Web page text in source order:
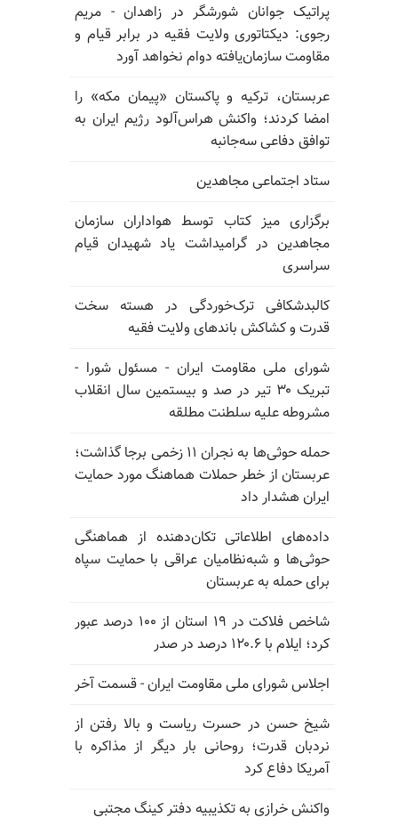
پراتیک جوانان شورشگر در زاهدان - مریم
رجوی: دیکتاتوری ولایت فقیه در برابر قیام و
مقاومت سازمان‌یافته دوام نخواهد آورد
عربستان، ترکیه و پاکستان «پیمان مکه» را
امضا کردند؛ واکنش هراس‌آلود رژیم ایران به
توافق دفاعی سه‌جانبه
ستاد اجتماعی مجاهدین
برگزاری میز کتاب توسط هواداران سازمان
مجاهدین در گرامیداشت یاد شهیدان قیام
سراسری
کالبدشکافی ترک‌خوردگی در هسته سخت
قدرت و کشاکش باندهای ولایت فقیه
شورای ملی مقاومت ایران - مسئول شورا -
تبریک ۳۰ تیر در صد و بیستمین سال انقلاب
مشروطه علیه سلطنت مطلقه
حمله حوثی‌ها به نجران ۱۱ زخمی برجا گذاشت؛
عربستان از خطر حملات هماهنگ مورد حمایت
ایران هشدار داد
داده‌های اطلاعاتی تکان‌دهنده از هماهنگی
حوثی‌ها و شبه‌نظامیان عراقی با حمایت سپاه
برای حمله به عربستان
شاخص فلاکت در ۱۹ استان از ۱۰۰ درصد عبور
کرد؛ ایلام با ۱۲۰.۶ درصد در صدر
اجلاس شورای ملی مقاومت ایران - قسمت آخر
شیخ حسن در حسرت ریاست و بالا رفتن از
نردبان قدرت؛ روحانی بار دیگر از مذاکره با
آمریکا دفاع کرد
واکنش خرازی به تکذیبیه دفتر کینگ مجتبی